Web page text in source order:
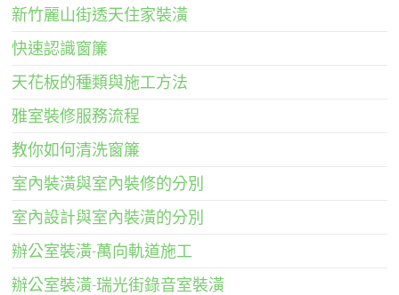
新竹麗山街透天住家裝潢
快速認識窗簾
天花板的種類與施工方法
雅室裝修服務流程
教你如何清洗窗簾
室內裝潢與室內裝修的分別
室內設計與室內裝潢的分別
辦公室裝潢-萬向軌道施工
辦公室裝潢-瑞光街錄音室裝潢